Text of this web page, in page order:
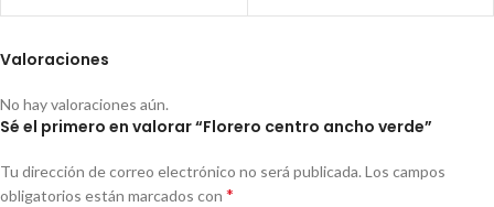
Valoraciones
No hay valoraciones aún.
Sé el primero en valorar “Florero centro ancho verde”
Tu dirección de correo electrónico no será publicada. Los campos
obligatorios están marcados con *